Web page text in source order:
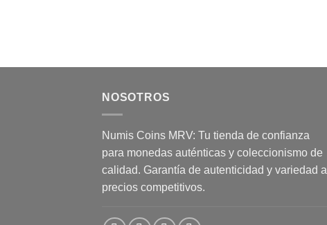
NOSOTROS
Numis Coins MRV: Tu tienda de confianza
para monedas auténticas y coleccionismo de
calidad. Garantía de autenticidad y variedad a
precios competitivos.